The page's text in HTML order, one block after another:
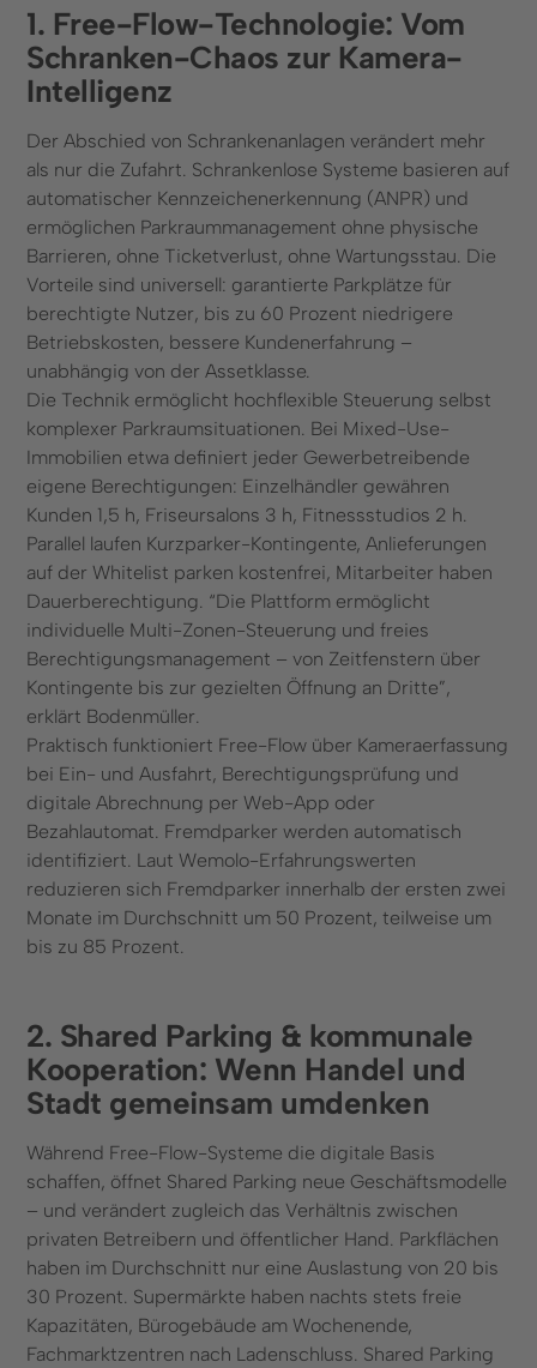
1. Free-Flow-Technologie: Vom
Schranken-Chaos zur Kamera-
Intelligenz
Der Abschied von Schrankenanlagen verändert mehr
als nur die Zufahrt. Schrankenlose Systeme basieren auf
automatischer Kennzeichenerkennung (ANPR) und
ermöglichen Parkraummanagement ohne physische
Barrieren, ohne Ticketverlust, ohne Wartungsstau. Die
Vorteile sind universell: garantierte Parkplätze für
berechtigte Nutzer, bis zu 60 Prozent niedrigere
Betriebskosten, bessere Kundenerfahrung –
unabhängig von der Assetklasse.
Die Technik ermöglicht hochflexible Steuerung selbst
komplexer Parkraumsituationen. Bei Mixed-Use-
Immobilien etwa definiert jeder Gewerbetreibende
eigene Berechtigungen: Einzelhändler gewähren
Kunden 1,5 h, Friseursalons 3 h, Fitnessstudios 2 h.
Parallel laufen Kurzparker-Kontingente, Anlieferungen
auf der Whitelist parken kostenfrei, Mitarbeiter haben
Dauerberechtigung. “Die Plattform ermöglicht
individuelle Multi-Zonen-Steuerung und freies
Berechtigungsmanagement – von Zeitfenstern über
Kontingente bis zur gezielten Öffnung an Dritte”,
erklärt Bodenmüller.
Praktisch funktioniert Free-Flow über Kameraerfassung
bei Ein- und Ausfahrt, Berechtigungsprüfung und
digitale Abrechnung per Web-App oder
Bezahlautomat. Fremdparker werden automatisch
identifiziert. Laut Wemolo-Erfahrungswerten
reduzieren sich Fremdparker innerhalb der ersten zwei
Monate im Durchschnitt um 50 Prozent, teilweise um
bis zu 85 Prozent.
2. Shared Parking & kommunale
Kooperation: Wenn Handel und
Stadt gemeinsam umdenken
Während Free-Flow-Systeme die digitale Basis
schaffen, öffnet Shared Parking neue Geschäftsmodelle
– und verändert zugleich das Verhältnis zwischen
privaten Betreibern und öffentlicher Hand. Parkflächen
haben im Durchschnitt nur eine Auslastung von 20 bis
30 Prozent. Supermärkte haben nachts stets freie
Kapazitäten, Bürogebäude am Wochenende,
Fachmarktzentren nach Ladenschluss. Shared Parking